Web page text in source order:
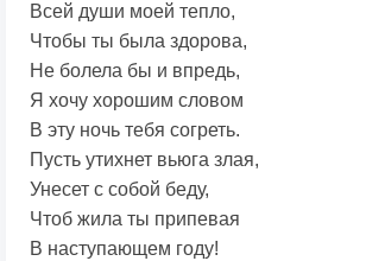
Всей души моей тепло,
Чтобы ты была здорова,
Не болела бы и впредь,
Я хочу хорошим словом
В эту ночь тебя согреть.
Пусть утихнет вьюга злая,
Унесет с собой беду,
Чтоб жила ты припевая
В наступающем году!